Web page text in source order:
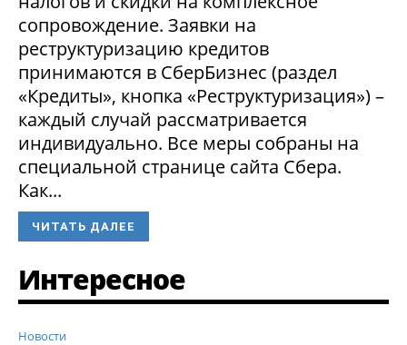
сопровождение. Заявки на
реструктуризацию кредитов
принимаются в СберБизнес (раздел
«Кредиты», кнопка «Реструктуризация») –
каждый случай рассматривается
индивидуально. Все меры собраны на
специальной странице сайта Сбера.
Как...
ЧИТАТЬ ДАЛЕЕ
Интересное
Новости